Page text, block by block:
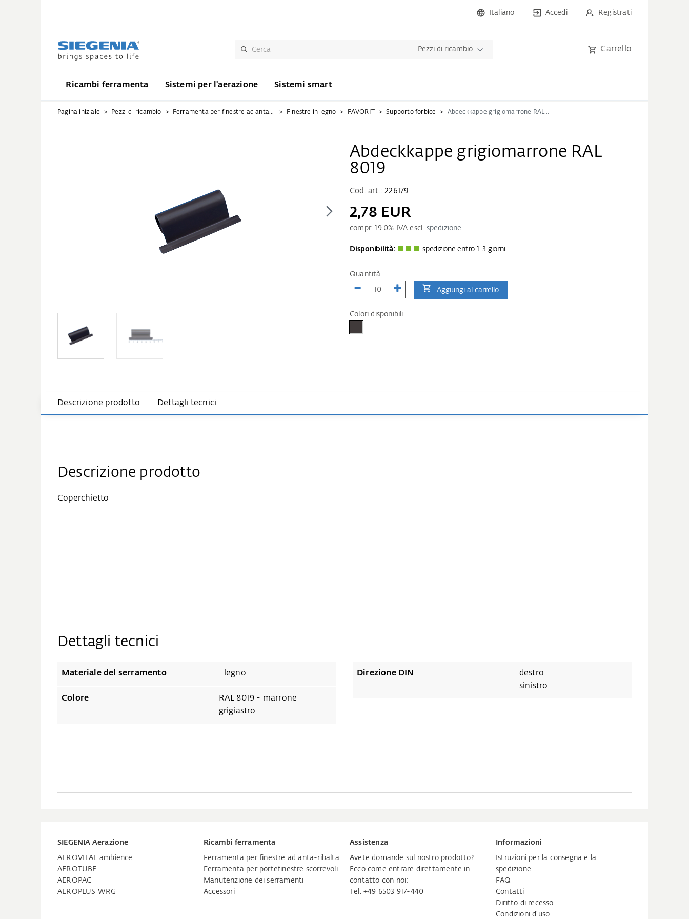
Italiano Accedi Registrati
Pezzi di ricambio Carrello
Ricambi ferramenta Sistemi per l'aerazione Sistemi smart
Pagina iniziale Pezzi di ricambio Ferramenta per finestre ad anta-ribalta Finestre in legno FAVORIT Supporto forbice Abdeckkappe grigiomarrone RAL 8019
Abdeckkappe grigiomarrone RAL
8019
Cod. art.:226179
2,78 EUR
compr. 19.0% IVA escl. spedizione
Disponibilità: spedizione entro 1-3 giorni
Quantità
Aggiungi al carrello
Colori disponibili
Descrizione prodotto Dettagli tecnici
Descrizione prodotto
Coperchietto
Dettagli tecnici
Materiale del serramento legno
Colore
RAL 8019 - marrone
grigiastro
Direzione DIN
destro
sinistro
SIEGENIA Aerazione
AEROVITAL ambience
AEROTUBE
AEROPAC
AEROPLUS WRG
Ricambi ferramenta
Ferramenta per finestre ad anta-ribalta
Ferramenta per portefinestre scorrevoli
Manutenzione dei serramenti
Accessori
Assistenza
Avete domande sul nostro prodotto?
Ecco come entrare direttamente in
contatto con noi:
Tel. +49 6503 917-440
Informazioni
Istruzioni per la consegna e la
spedizione
FAQ
Contatti
Diritto di recesso
Condizioni d'uso